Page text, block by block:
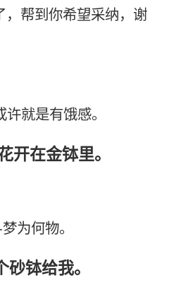
，帮到你希望采纳，谢
就是有饿感。
开在金钵里。
为何物。
钵给我。